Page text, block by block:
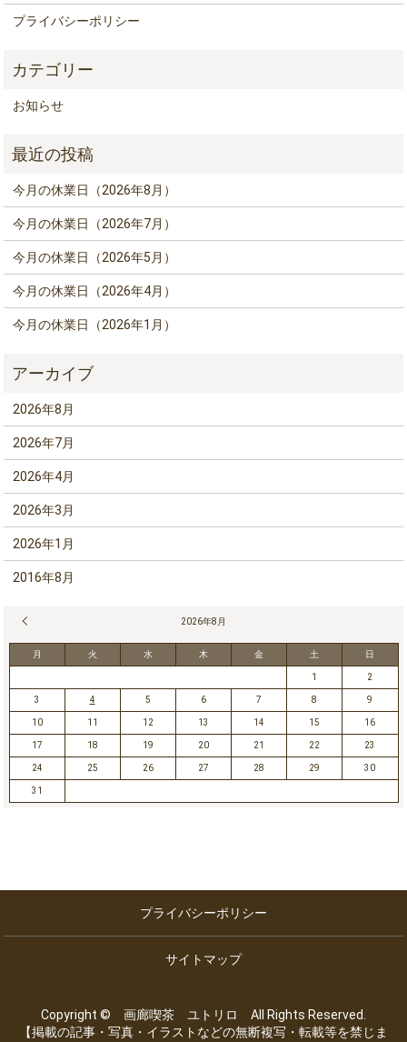
プライバシーポリシー
お知らせ
今月の休業日（2026年8月）
今月の休業日（2026年7月）
今月の休業日（2026年5月）
今月の休業日（2026年4月）
今月の休業日（2026年1月）
2026年8月
2026年7月
2026年4月
2026年3月
2026年1月
2016年8月
2026年8月
月 火 水 木 金 土 日
1 2
3 4 5 6 7 8 9
10 11 12 13 14 15 16
17 18 19 20 21 22 23
24 25 26 27 28 29 30
31
プライバシーポリシー
サイトマップ
Copyright © 画廊喫茶 ユトリロ All Rights Reserved.
【掲載の記事・写真・イラストなどの無断複写・転載等を禁じま